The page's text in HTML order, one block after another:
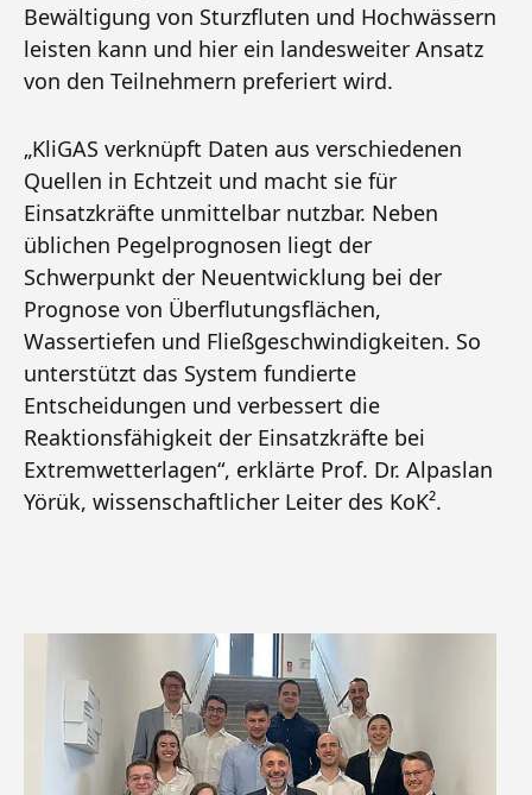
Bewältigung von Sturzfluten und Hochwässern
leisten kann und hier ein landesweiter Ansatz
von den Teilnehmern preferiert wird.
„KliGAS verknüpft Daten aus verschiedenen
Quellen in Echtzeit und macht sie für
Einsatzkräfte unmittelbar nutzbar. Neben
üblichen Pegelprognosen liegt der
Schwerpunkt der Neuentwicklung bei der
Prognose von Überflutungsflächen,
Wassertiefen und Fließgeschwindigkeiten. So
unterstützt das System fundierte
Entscheidungen und verbessert die
Reaktionsfähigkeit der Einsatzkräfte bei
Extremwetterlagen“, erklärte Prof. Dr. Alpaslan
Yörük, wissenschaftlicher Leiter des KoK².